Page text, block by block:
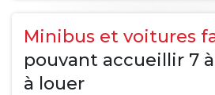
Minibus et voitures
pouvant accueillir 7
à louer